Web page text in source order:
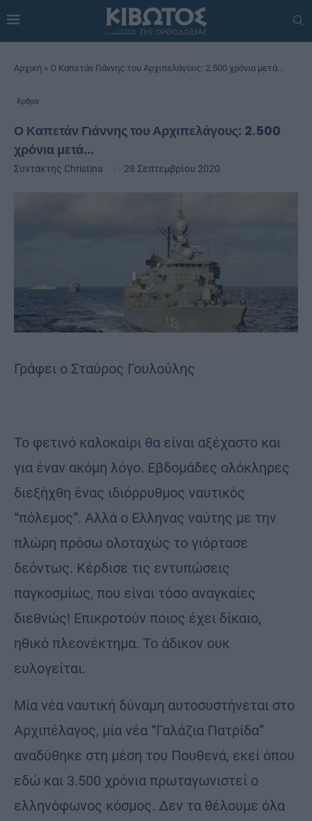
Αρχική » Ο Καπετάν Γιάννης του Αρχιπελάγους: 2.500 χρόνια μετά…
Άρθρα
Ο Καπετάν Γιάννης του Αρχιπελάγους: 2.500
χρόνια μετά…
Συντάκτης Christina 28 Σεπτεμβρίου 2020
Γράφει ο Σταύρος Γουλούλης
Το φετινό καλοκαίρι θα είναι αξέχαστο και
για έναν ακόμη λόγο. Εβδομάδες ολόκληρες
διεξήχθη ένας ιδιόρρυθμος ναυτικός
“πόλεμος”. Αλλά ο Ελληνας ναύτης με την
πλώρη πρόσω ολοταχώς το γιόρτασε
δεόντως. Κέρδισε τις εντυπώσεις
παγκοσμίως, που είναι τόσο αναγκαίες
διεθνώς! Επικροτούν ποιος έχει δίκαιο,
ηθικό πλεονέκτημα. Το άδικον ουκ
ευλογείται.
Μία νέα ναυτική δύναμη αυτοσυστήνεται στο
Αρχιπέλαγος, μία νέα “Γαλάζια Πατρίδα”
αναδύθηκε στη μέση του Πουθενά, εκεί όπου
εδώ και 3.500 χρόνια πρωταγωνιστεί ο
ελληνόφωνος κόσμος. Δεν τα θέλουμε όλα